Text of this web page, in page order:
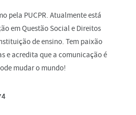
pela PUCPR. Atualmente está
em Questão Social e Direitos
de ensino. Tem paixão
e acredita que a comunicação é
mudar o mundo!